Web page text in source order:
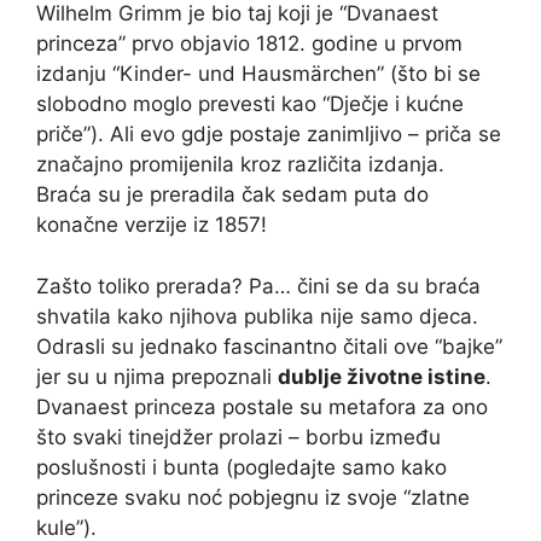
Wilhelm Grimm je bio taj koji je “Dvanaest
princeza” prvo objavio 1812. godine u prvom
izdanju “Kinder- und Hausmärchen” (što bi se
slobodno moglo prevesti kao “Dječje i kućne
priče”). Ali evo gdje postaje zanimljivo – priča se
značajno promijenila kroz različita izdanja.
Braća su je preradila čak sedam puta do
konačne verzije iz 1857!
Zašto toliko prerada? Pa… čini se da su braća
shvatila kako njihova publika nije samo djeca.
Odrasli su jednako fascinantno čitali ove “bajke”
jer su u njima prepoznali dublje životne istine.
Dvanaest princeza postale su metafora za ono
što svaki tinejdžer prolazi – borbu između
poslušnosti i bunta (pogledajte samo kako
princeze svaku noć pobjegnu iz svoje “zlatne
kule”).